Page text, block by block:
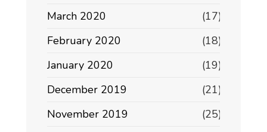
March 2020
(17)
February 2020
(18)
January 2020
(19)
December 2019
(21)
November 2019
(25)